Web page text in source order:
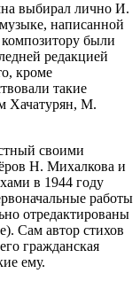
выбирал лично И.
написанной
были
редакцией
кроме
такие
Хачатурян, М.
своими
Н. Михалкова и
в 1944 году
работы
отредактированы
Сам автор стихов
гражданская
ему.